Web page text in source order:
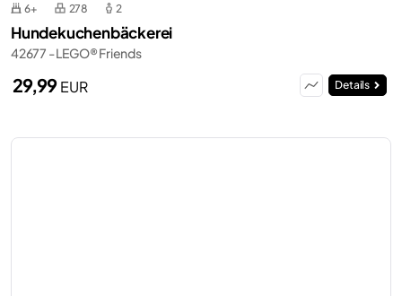
6+ 278 2
Hundekuchenbäckerei
42677 - LEGO® Friends
29,99EUR Details